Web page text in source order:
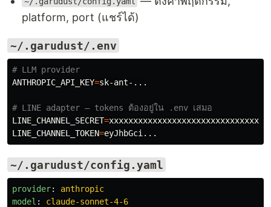
platform, port (แชร์ได้)
~/.garudust/.env
# LLM provider
ANTHROPIC_API_KEY=sk-ant-...
# LINE adapter — tokens ต้องอยู่ใน .env เสมอ
LINE_CHANNEL_SECRET=
LINE_CHANNEL_TOKEN=
~/.garudust/config.yaml
provider:
anthropic
model : claude-sonnet-4-6